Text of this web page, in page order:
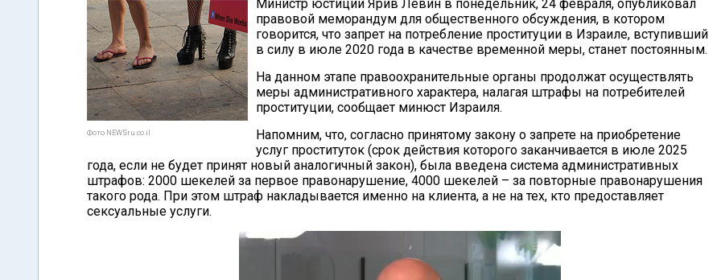
Фото NEWSru.co.il
Министр юстиции Ярив Левин в понедельник, 24 февраля, опубликовал
правовой меморандум для общественного обсуждения, в котором
говорится, что запрет на потребление проституции в Израиле, вступивший
в силу в июле 2020 года в качестве временной меры, станет постоянным.
На данном этапе правоохранительные органы продолжат осуществлять
меры административного характера, налагая штрафы на потребителей
проституции, сообщает минюст Израиля.
Напомним, что, согласно принятому закону о запрете на приобретение
услуг проституток (срок действия которого заканчивается в июле 2025
года, если не будет принят новый аналогичный закон), была введена система административных
штрафов: 2000 шекелей за первое правонарушение, 4000 шекелей – за повторные правонарушения
такого рода. При этом штраф накладывается именно на клиента, а не на тех, кто предоставляет
сексуальные услуги.